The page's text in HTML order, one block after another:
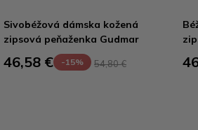
Sivobéžová dámska kožená
zipsová peňaženka Gudmar
46,58 € -15% 54,80 €